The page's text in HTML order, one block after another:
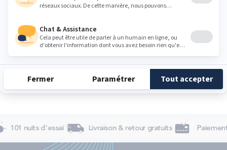
Samedi
Dimanche Fermé
101 nuits d'essai Livraison & retour gratuits